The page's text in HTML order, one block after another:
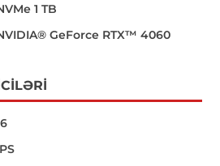
1 TB
GeForce RTX™ 4060